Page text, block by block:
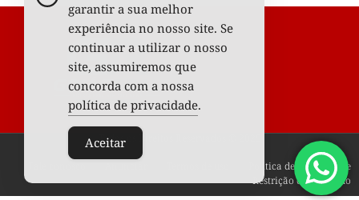
Todos os Direitos Reservados © 2025
Política de privacidade
Restrição de conteúdo
garantir a sua melhor
experiência no nosso site. Se
continuar a utilizar o nosso
site, assumiremos que
concorda com a nossa
política de privacidade.
Aceitar